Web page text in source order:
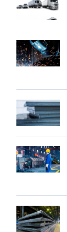
нових
вантажівок
у
липні
На
БМК
виробили
трамвайних
колій
Москви
і
Ярославля
Європі
виживуть
тільки
ЕДП:
PwC
Продажі
автомобілів
в
липні
з
Ціни
на